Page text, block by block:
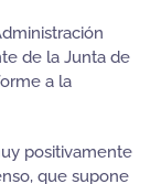
de la Junta de
a la
positivamente
que supone